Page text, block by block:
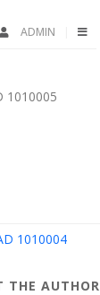
ADMIN
1010005
1010004
THE AUTHOR